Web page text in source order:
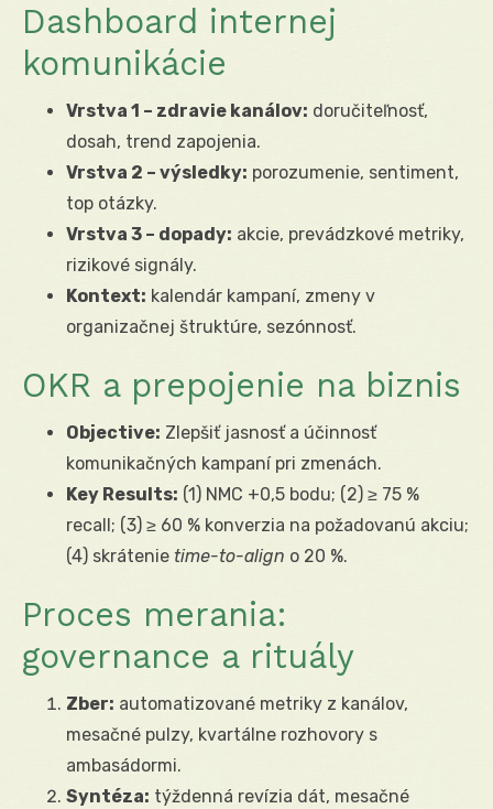
Dashboard internej
komunikácie
Vrstva 1 – zdravie kanálov: doručiteľnosť,
dosah, trend zapojenia.
Vrstva 2 – výsledky: porozumenie, sentiment,
top otázky.
Vrstva 3 – dopady: akcie, prevádzkové metriky,
rizikové signály.
Kontext: kalendár kampaní, zmeny v
organizačnej štruktúre, sezónnosť.
OKR a prepojenie na biznis
Objective: Zlepšiť jasnosť a účinnosť
komunikačných kampaní pri zmenách.
Key Results: (1) NMC +0,5 bodu; (2) ≥ 75 %
recall; (3) ≥ 60 % konverzia na požadovanú akciu;
(4) skrátenie time-to-align o 20 %.
Proces merania:
governance a rituály
Zber: automatizované metriky z kanálov,
mesačné pulzy, kvartálne rozhovory s
ambasádormi.
Syntéza: týždenná revízia dát, mesačné